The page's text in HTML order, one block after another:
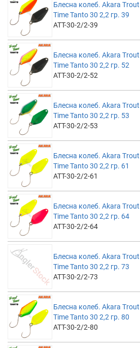
Блесна колеб. Akara Trout
Time Tanto 30 2,2 гр. 39
ATT-30-2/2-39
Блесна колеб. Akara Trout
Time Tanto 30 2,2 гр. 52
ATT-30-2/2-52
Блесна колеб. Akara Trout
Time Tanto 30 2,2 гр. 53
ATT-30-2/2-53
Блесна колеб. Akara Trout
Time Tanto 30 2,2 гр. 61
ATT-30-2/2-61
Блесна колеб. Akara Trout
Time Tanto 30 2,2 гр. 64
ATT-30-2/2-64
Блесна колеб. Akara Trout
Time Tanto 30 2,2 гр. 73
ATT-30-2/2-73
Блесна колеб. Akara Trout
Time Tanto 30 2,2 гр. 80
ATT-30-2/2-80